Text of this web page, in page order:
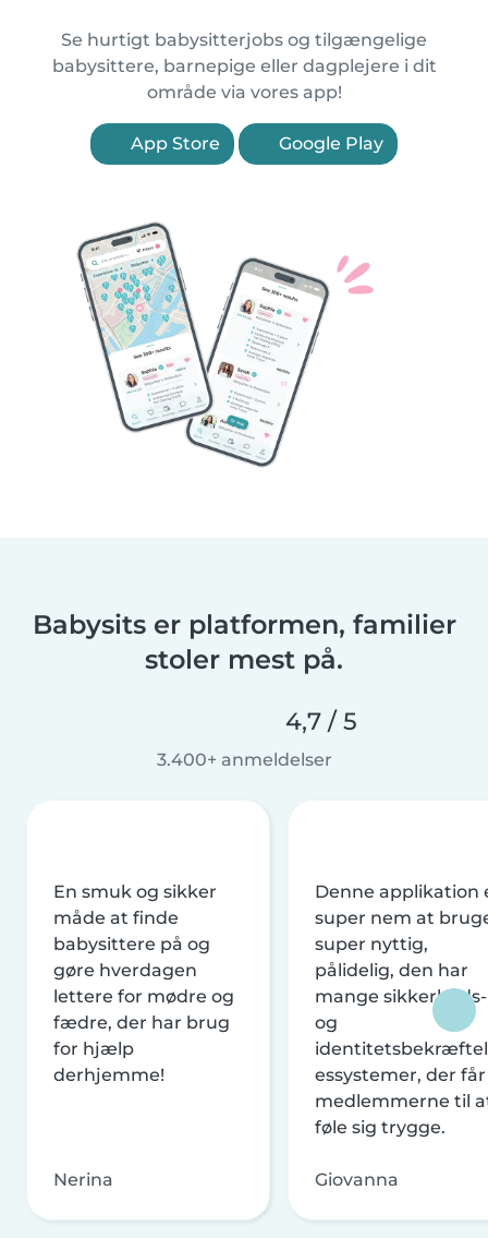
Se hurtigt babysitterjobs og tilgængelige
babysittere, barnepige eller dagplejere i dit
område via vores app!
App Store Google Play
Babysits er platformen, familier
stoler mest på.
4,7 / 5
3.400+ anmeldelser
En smuk og sikker
måde at finde
babysittere på og
gøre hverdagen
lettere for mødre og
fædre, der har brug
for hjælp
derhjemme!
Nerina
Denne applikation
super nem at
super nyttig,
pålidelig, den har
mange sikkerheds-
og
essystemer, der får
medlemmerne til
føle sig trygge.
Giovanna